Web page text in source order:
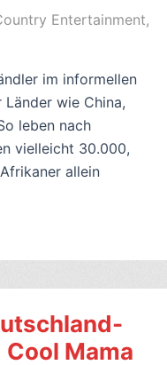
Entertainment,
im informellen
wie China,
leben nach
vielleicht 30.000,
allein
Mama